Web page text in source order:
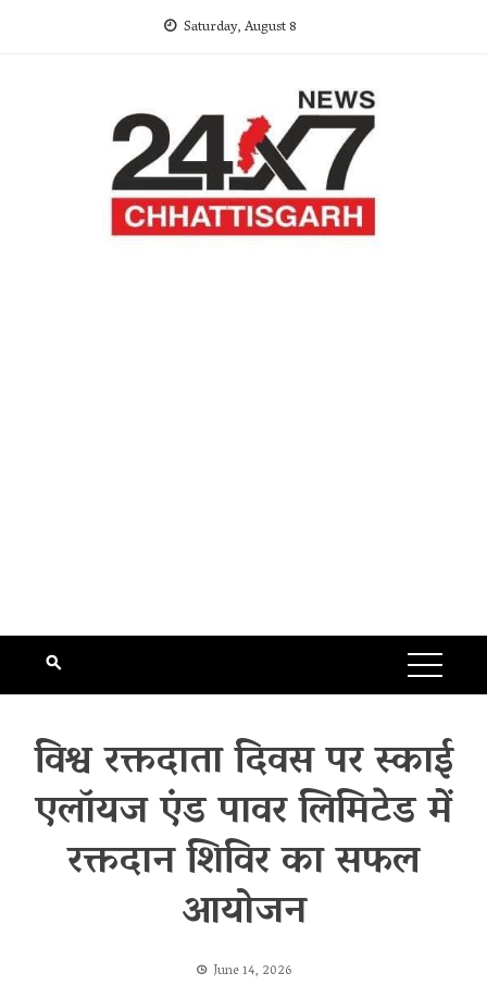
Saturday, August 8
विश्व रक्तदाता दिवस पर स्काई
एलॉयज एंड पावर लिमिटेड में
रक्तदान शिविर का सफल
आयोजन
June 14, 2026